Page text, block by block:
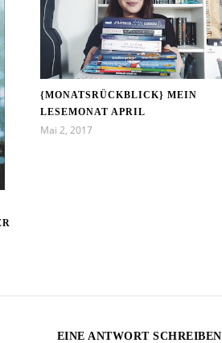
{MONATSRÜCKBLICK} MEIN
LESEMONAT APRIL
Mai 2, 2017
EINE ANTWORT SCHREIBEN